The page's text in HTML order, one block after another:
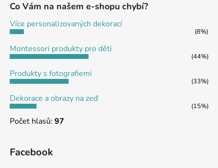
Co Vám na našem e-shopu chybí?
Více personalizovaných dekorací
(8%)
Montessori produkty pro děti
(44%)
Produkty s fotografiemi
(33%)
Dekorace a obrazy na zeď
(15%)
Počet hlasů: 97
Facebook